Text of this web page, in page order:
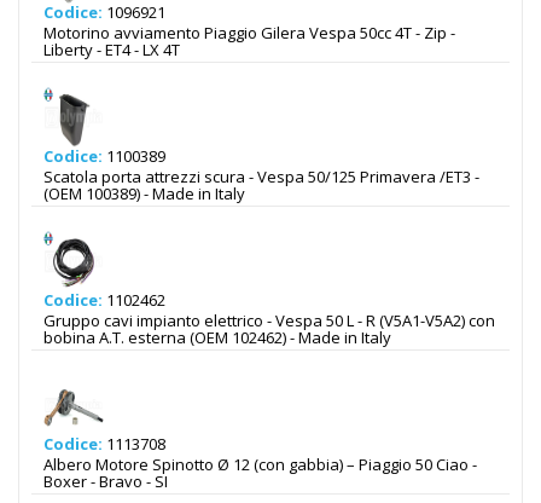
Codice: 1096921
Motorino avviamento Piaggio Gilera Vespa 50cc 4T - Zip -
Liberty - ET4 - LX 4T
Codice: 1100389
Scatola porta attrezzi scura - Vespa 50/125 Primavera /ET3 -
(OEM 100389) - Made in Italy
Codice: 1102462
Gruppo cavi impianto elettrico - Vespa 50 L - R (V5A1-V5A2) con
bobina A.T. esterna (OEM 102462) - Made in Italy
Codice: 1113708
Albero Motore Spinotto Ø 12 (con gabbia) – Piaggio 50 Ciao -
Boxer - Bravo - SI